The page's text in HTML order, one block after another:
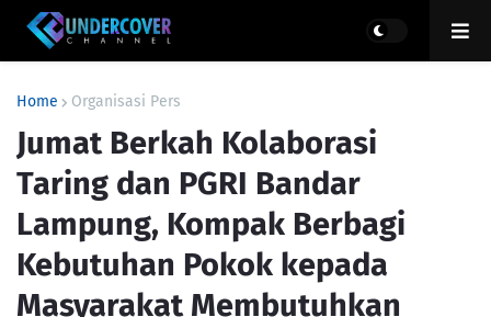
Home Organisasi Pers
Jumat Berkah Kolaborasi
Taring dan PGRI Bandar
Lampung, Kompak Berbagi
Kebutuhan Pokok kepada
Masyarakat Membutuhkan